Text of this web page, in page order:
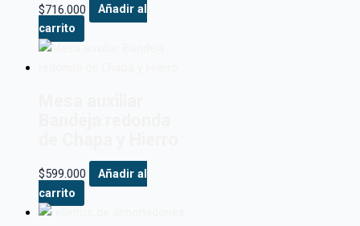
$716.000
Añadir al
carrito
$599.000
Añadir al
carrito